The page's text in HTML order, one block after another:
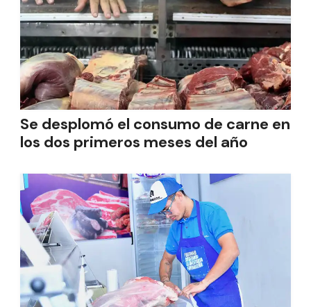
Se desplomó el consumo de carne en
los dos primeros meses del año